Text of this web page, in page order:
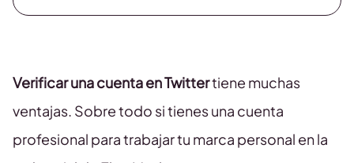
Verificar una cuenta en Twittertiene muchas
ventajas. Sobre todo si tienes una cuenta
profesional para trabajar tu marca personal en la